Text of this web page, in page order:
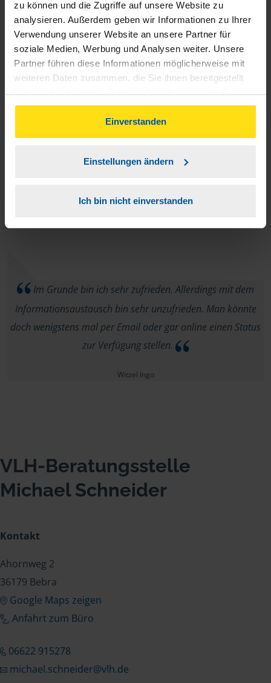
zu können und die Zugriffe auf unsere Website zu
analysieren. Außerdem geben wir Informationen zu Ihrer
Verwendung unserer Website an unsere Partner für
soziale Medien, Werbung und Analysen weiter. Unsere
Partner führen diese Informationen möglicherweise mit
weiteren Daten zusammen, die Sie ihnen bereitgestellt
haben oder die sie im Rahmen Ihrer Nutzung der Dienste
gesammelt haben. Indem Sie auf Einverstanden klicken,
können Sie der Verwendung von Cookies, gemäß
unserer➔ Datenschutzrichtliniezustimmen.
Einverstanden
Einstellungen ändern
Ich bin nicht einverstanden
Ich bin begeistert von der Kompetens und Freundlichkeit
des Mitarbeiters meiner Geschäftsstelle.
Im Grunde bin ich sehr zufrieden. Allerdings mit dem
Informationsaustausch bin sehr unzufrieden. Man könnte
doch wenigstens mal per Email oder gar online einen Status
zur Verfügung stellen.
Witzel Ingo
VLH-Beratungsstelle
Michael Schneider
Kontakt
Ahornweg 2
36179 Bebra
Google Maps zeigen
Anfahrt zum Büro
06622 915278
michael.schneider@vlh.de